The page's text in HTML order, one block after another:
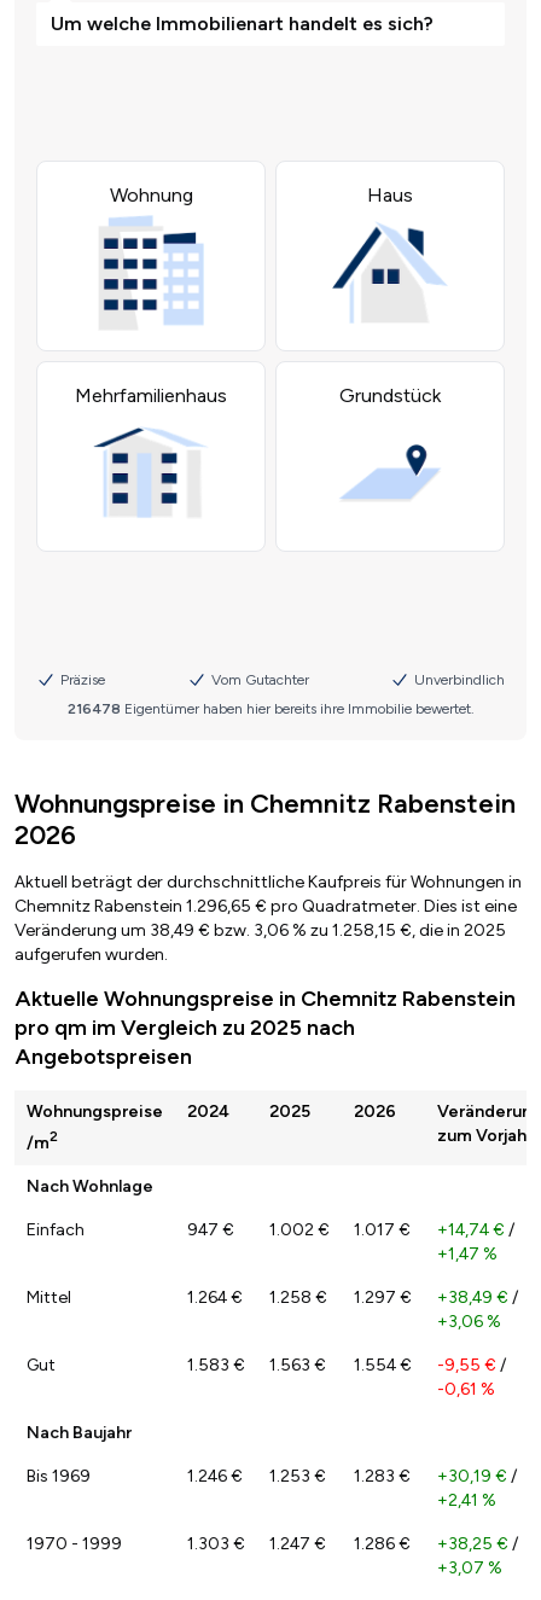
Wohnungspreise in Chemnitz Rabenstein
2026
Aktuell beträgt der durchschnittliche Kaufpreis für Wohnungen in
Chemnitz Rabenstein 1.296,65 € pro Quadratmeter. Dies ist eine
Veränderung um 38,49 € bzw. 3,06 % zu 1.258,15 €, die in 2025
aufgerufen wurden.
Aktuelle Wohnungspreise in Chemnitz Rabenstein
pro qm im Vergleich zu 2025 nach
Angebotspreisen
Wohnungspreise
/m2
2024 2025 2026
Veränderung
zum Vorjahr
Nach Wohnlage
Einfach 947 € 1.002 € 1.017 € +14,74 € /
+1,47 %
Mittel 1.264 € 1.258 € 1.297 € +38,49 € /
+3,06 %
Gut 1.583 € 1.563 € 1.554 € -9,55 € /
-0,61 %
Nach Baujahr
Bis 1969 1.246 € 1.253 € 1.283 € +30,19 € /
+2,41 %
1970 - 1999 1.303 € 1.247 € 1.286 € +38,25 € /
+3,07 %